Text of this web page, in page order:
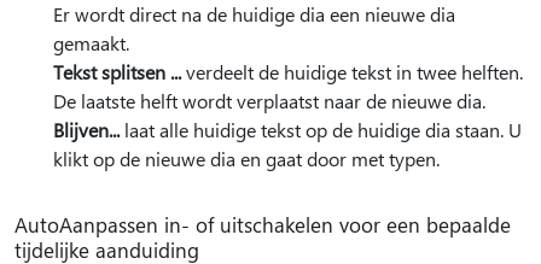
Er wordt direct na de huidige dia een nieuwe dia
gemaakt.
Tekst splitsen ...verdeelt de huidige tekst in twee helften.
De laatste helft wordt verplaatst naar de nieuwe dia.
Blijven...laat alle huidige tekst op de huidige dia staan. U
klikt op de nieuwe dia en gaat door met typen.
AutoAanpassen in- of uitschakelen voor een bepaalde
tijdelijke aanduiding